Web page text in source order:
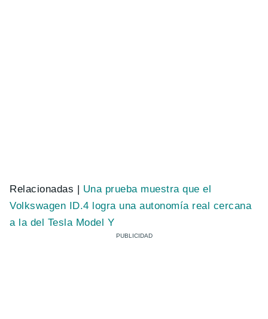
Relacionadas | Una prueba muestra que el
Volkswagen ID.4 logra una autonomía real cercana
a la del Tesla Model Y